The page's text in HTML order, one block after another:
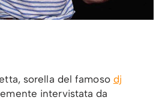
sorella del famoso dj
intervistata da